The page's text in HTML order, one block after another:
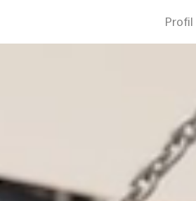
Profil